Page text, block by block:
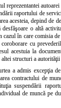
raportului de
acesteia, depind de
o altă
în care comisia
cu
acestuia la
structuri a
a admis excepţia
contractului de
suspendării
de muncă pe